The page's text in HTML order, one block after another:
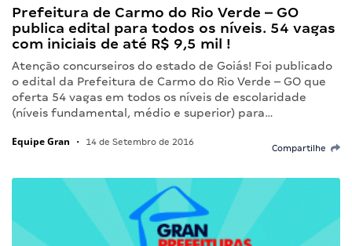
Prefeitura de Carmo do Rio Verde – GO
publica edital para todos os níveis. 54 vagas
com iniciais de até R$ 9,5 mil !
Atenção concurseiros do estado de Goiás! Foi publicado
o edital da Prefeitura de Carmo do Rio Verde – GO que
oferta 54 vagas em todos os níveis de escolaridade
(níveis fundamental, médio e superior) para…
Equipe Gran • 14 de Setembro de 2016
Compartilhe